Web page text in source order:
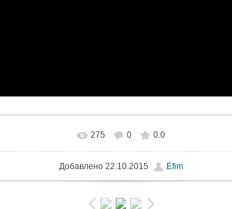
275 0 0.0
Добавлено22.10.2015 Efim